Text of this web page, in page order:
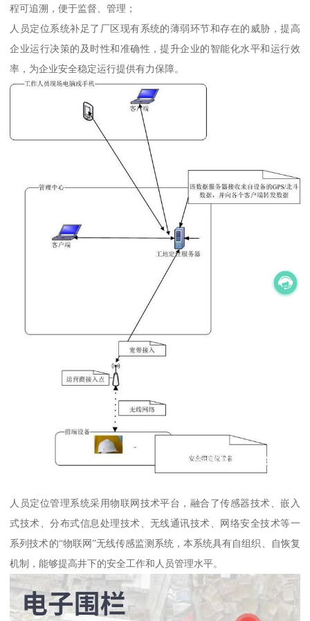
程可追溯，便于监督、管理；
人员定位系统补足了厂区现有系统的薄弱环节和存在的威胁，提高
企业运行决策的及时性和准确性，提升企业的智能化水平和运行效
率，为企业安全稳定运行提供有力保障。
人员定位管理系统采用物联网技术平台，融合了传感器技术、嵌入
式技术、分布式信息处理技术、无线通讯技术、网络安全技术等一
系列技术的“物联网”无线传感监测系统，本系统具有自组织、自恢复
机制，能够提高井下的安全工作和人员管理水平。